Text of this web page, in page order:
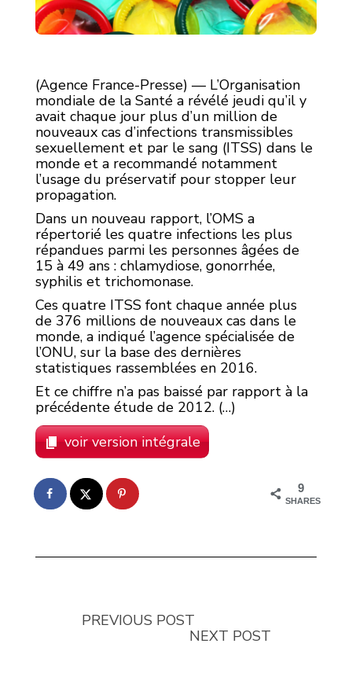
(Agence France-Presse) — L’Organisation
mondiale de la Santé a révélé jeudi qu’il y
avait chaque jour plus d’un million de
nouveaux cas d’infections transmissibles
sexuellement et par le sang (ITSS) dans le
monde et a recommandé notamment
l’usage du préservatif pour stopper leur
propagation.
Dans un nouveau rapport, l’OMS a
répertorié les quatre infections les plus
répandues parmi les personnes âgées de
15 à 49 ans : chlamydiose, gonorrhée,
syphilis et trichomonase.
Ces quatre ITSS font chaque année plus
de 376 millions de nouveaux cas dans le
monde, a indiqué l’agence spécialisée de
l’ONU, sur la base des dernières
statistiques rassemblées en 2016.
Et ce chiffre n’a pas baissé par rapport à la
précédente étude de 2012. (…)
voir version intégrale
9
SHARES
PREVIOUS POST
NEXT POST